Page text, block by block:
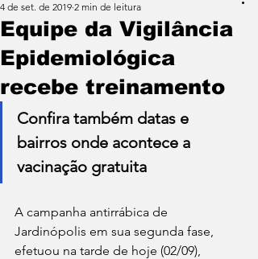
Equipe da Vigilância
Epidemiológica
recebe treinamento
4 de set. de 2019 2 min de leitura
Confira também datas e
bairros onde acontece a
vacinação gratuita
A campanha antirrábica de
Jardinópolis em sua segunda fase,
efetuou na tarde de hoje (02/09),